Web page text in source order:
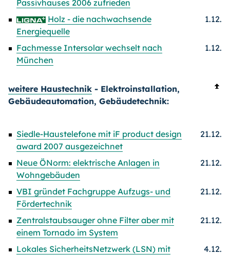
Passivhauses 2006 zufrieden
Holz - die nachwachsende
Energiequelle
1.12.
Fachmesse Intersolar wechselt nach
München
1.12.
weitere Haustechnik - Elektroinstallation,
Gebäudeautomation, Gebäudetechnik:
Siedle-Haustelefone mit iF product design
award 2007 ausgezeichnet
21.12.
Neue ÖNorm: elektrische Anlagen in
Wohngebäuden
21.12.
VBI gründet Fachgruppe Aufzugs- und
Fördertechnik
21.12.
Zentralstaubsauger ohne Filter aber mit
einem Tornado im System
21.12.
Lokales SicherheitsNetzwerk (LSN) mit
4.12.